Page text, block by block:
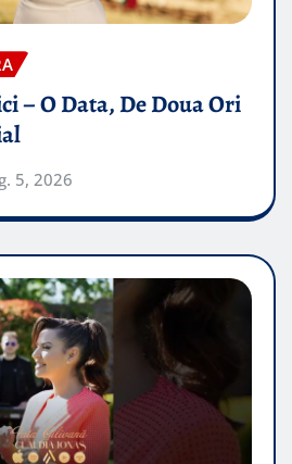
– O Data, De Doua Ori
5, 2026